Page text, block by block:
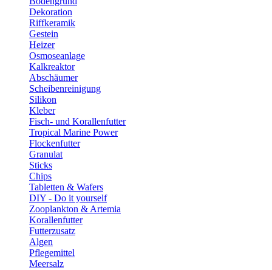
Dekoration
Riffkeramik
Gestein
Heizer
Osmoseanlage
Kalkreaktor
Abschäumer
Scheibenreinigung
Silikon
Kleber
Fisch- und Korallenfutter
Tropical Marine Power
Flockenfutter
Granulat
Sticks
Chips
Tabletten & Wafers
DIY - Do it yourself
Zooplankton & Artemia
Korallenfutter
Futterzusatz
Algen
Pflegemittel
Meersalz